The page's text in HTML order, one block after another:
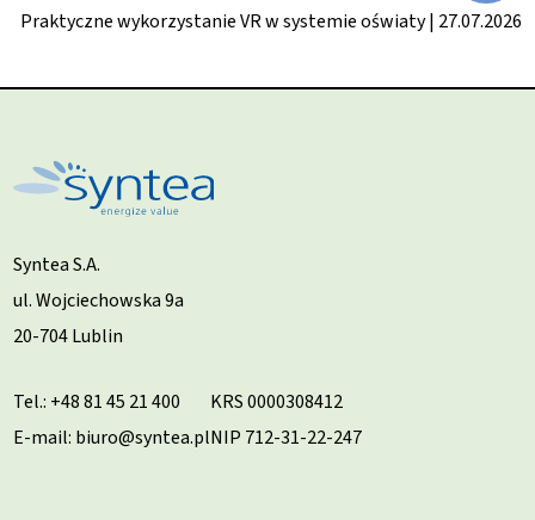
Praktyczne wykorzystanie VR w systemie oświaty | 27.07.2026
Syntea S.A.
ul. Wojciechowska 9a
20-704 Lublin
Tel.: +48 81 45 21 400
E-mail: biuro@syntea.pl
KRS 0000308412
NIP 712-31-22-247